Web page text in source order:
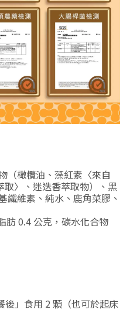
（橄欖油、藻紅素〈來自
取〉、迷迭香萃取物）、黑
纖維素、純水、鹿角菜膠、
肪 0.4 公克，碳水化合物
後」食用 2 顆（也可於起床